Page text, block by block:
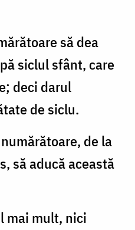
să dea
siclul sfânt, care
deci darul
de siclu.
de la
să aducă această
mai mult, nici